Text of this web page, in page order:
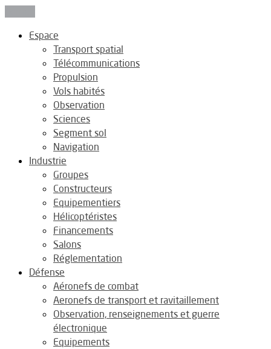
Espace
Transport spatial
Télécommunications
Propulsion
Vols habités
Observation
Sciences
Segment sol
Navigation
Industrie
Groupes
Constructeurs
Equipementiers
Hélicoptéristes
Financements
Salons
Réglementation
Défense
Aéronefs de combat
Aeronefs de transport et ravitaillement
Observation, renseignements et guerre
électronique
Equipements